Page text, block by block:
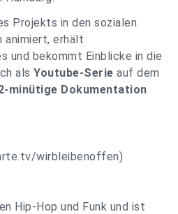
Projekts in den sozialen
animiert, erhält
und bekommt Einblicke in die
als Youtube-Serie auf dem
minütige Dokumentation
wirbleibenoffen)
Hip-Hop und Funk und ist